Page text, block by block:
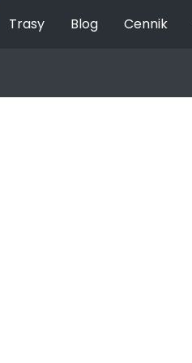
Trasy Blog Cennik